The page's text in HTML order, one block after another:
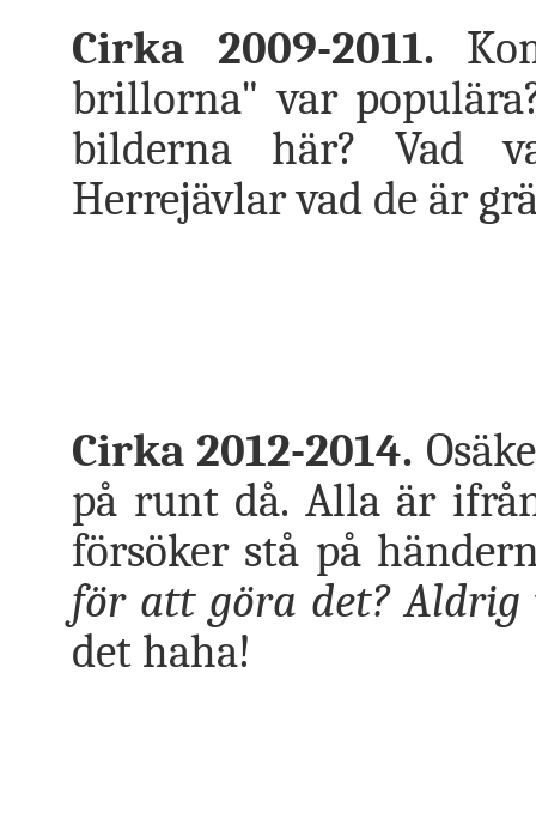
Cirka 2009-2011.
brillorna" var
bilderna här? Vad
Herrejävlar vad de är
Cirka 2012-2014.
på runt då. Alla är
försöker stå på
för att göra det? Aldrig
det haha!